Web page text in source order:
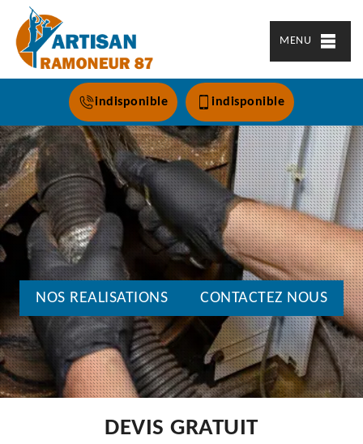
MENU
indisponible indisponible
NOS REALISATIONS CONTACTEZ NOUS
DEVIS GRATUIT